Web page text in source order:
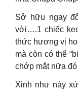
Sở hữu ngay
với….1 chiếc
thức hương vị
mà còn có thể
chớp mắt nữa đó
Xinh như này